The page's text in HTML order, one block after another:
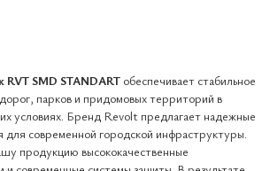
SMD STANDART обеспечивает стабильное
парков и придомовых территорий в
условиях. Бренд Revolt предлагает надежные
современной городской инфраструктуры.
продукцию высококачественные